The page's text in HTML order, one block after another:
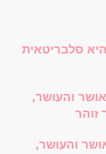
היא סלבריטאית
והעושר,
זוהר
והעושר,